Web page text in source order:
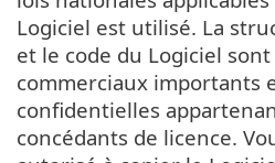
Logiciel est utilisé. La
et le code du Logiciel
commerciaux importants
confidentielles
concédants de licence.